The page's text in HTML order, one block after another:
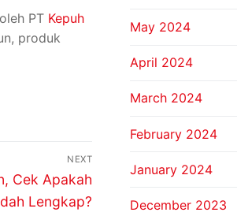
PT Kepuh
produk
NEXT
Cek Apakah
Lengkap?
May 2024
April 2024
March 2024
February 2024
January 2024
December 2023